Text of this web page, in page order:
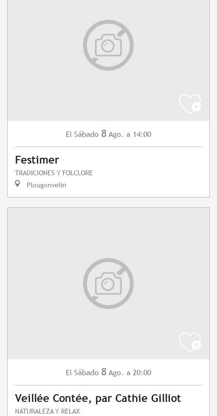
El Sábado 8 Ago. a 14:00
Festimer
TRADICIONES Y FOLCLORE
Plougonvelin
El Sábado 8 Ago. a 20:00
Veillée Contée, par Cathie Gilliot
NATURALEZA Y RELAX